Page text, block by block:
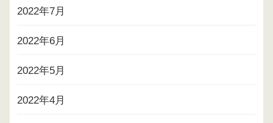
2022年7月
2022年6月
2022年5月
2022年4月